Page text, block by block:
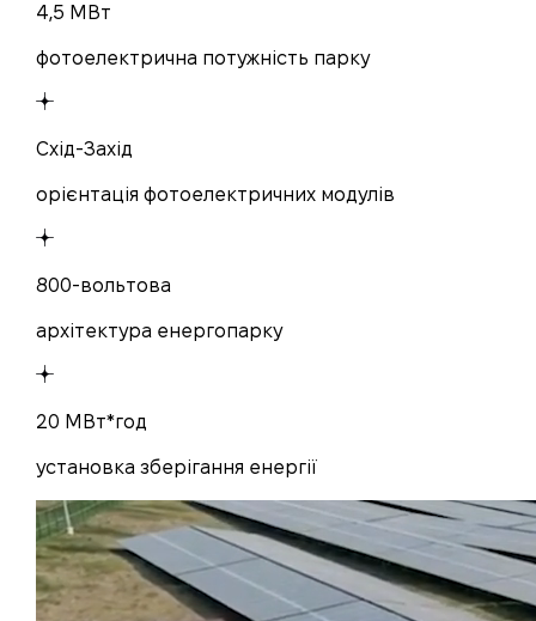
4,5 МВт
фотоелектрична потужність парку
Схід-Захід
орієнтація фотоелектричних модулів
800-вольтова
архітектура енергопарку
20 МВт*год
установка зберігання енергії